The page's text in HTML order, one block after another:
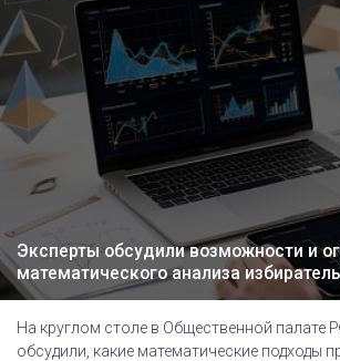
Эксперты обсудили возможности и
математического анализа
На круглом столе в Общественной палате
обсудили, какие математические подходы